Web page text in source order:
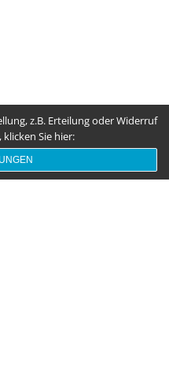
z.B. Erteilung oder Widerruf
Sie hier: